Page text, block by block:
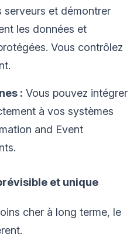
et démontrer
les données et
Vous contrôlez
: Vous pouvez intégrer
à vos systèmes
and Event
et unique
cher à long terme, le